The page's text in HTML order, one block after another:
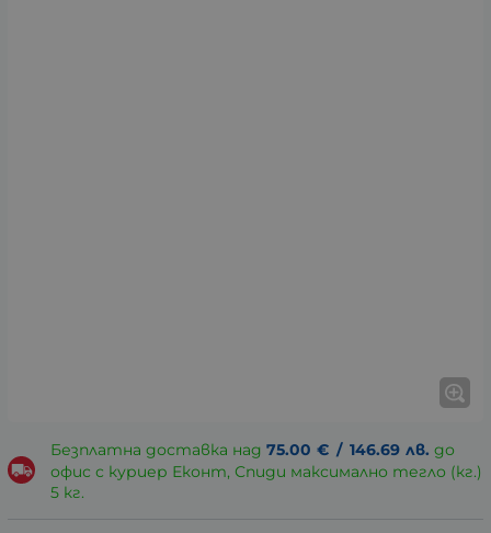
Безплатна доставка над 75.00 € / 146.69 лв. до
офис с куриер Еконт, Спиди максимално тегло (кг.)
5 кг.